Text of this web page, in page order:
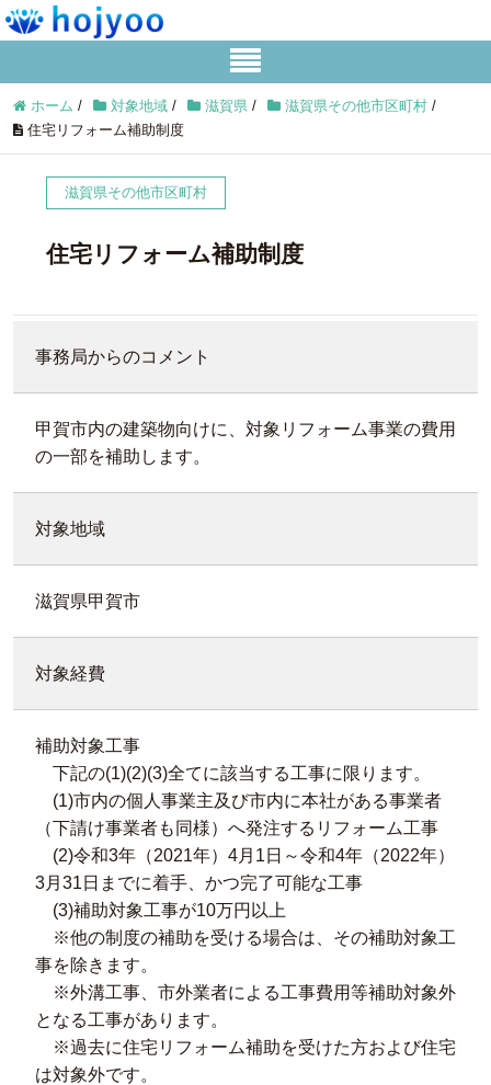
ホーム / 対象地域 / 滋賀県 / 滋賀県その他市区町村 /
住宅リフォーム補助制度
滋賀県その他市区町村
住宅リフォーム補助制度
事務局からのコメント
甲賀市内の建築物向けに、対象リフォーム事業の費用
の一部を補助します。
対象地域
滋賀県甲賀市
対象経費
補助対象工事
下記の(1)(2)(3)全てに該当する工事に限ります。
(1)市内の個人事業主及び市内に本社がある事業者
（下請け事業者も同様）へ発注するリフォーム工事
(2)令和3年（2021年）4月1日～令和4年（2022年）
3月31日までに着手、かつ完了可能な工事
(3)補助対象工事が10万円以上
※他の制度の補助を受ける場合は、その補助対象工
事を除きます。
※外溝工事、市外業者による工事費用等補助対象外
となる工事があります。
※過去に住宅リフォーム補助を受けた方および住宅
は対象外です。